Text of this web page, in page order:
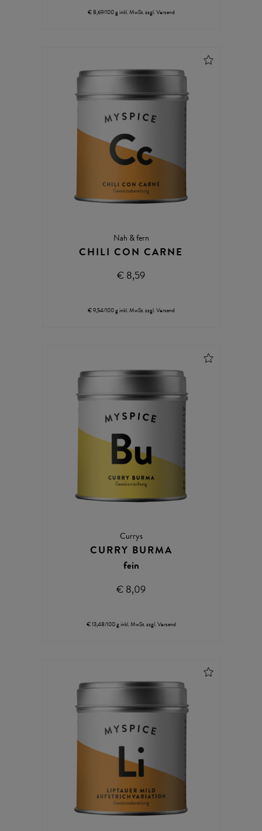
€ 8,69/100 g inkl. MwSt.zzgl.Versand
Nah & fern
CHILI CON CARNE
€ 8,59
€ 9,54/100 g inkl. MwSt.zzgl.Versand
Currys
CURRY BURMA
fein
€ 8,09
€ 13,48/100 g inkl. MwSt.zzgl.Versand